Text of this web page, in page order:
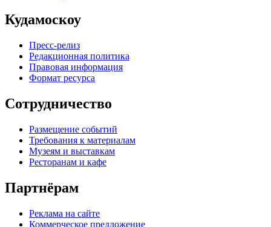
Кудамоскоу
Пресс-релиз
Редакционная политика
Правовая информация
Формат ресурса
Сотрудничество
Размещение событий
Требования к материалам
Музеям и выставкам
Ресторанам и кафе
Партнёрам
Реклама на сайте
Коммерческое предложение